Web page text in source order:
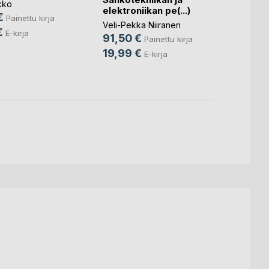
Painettu kirja
E-kirja
elektroniikan pe(...)
Veli-Pekka Niiranen
91,50 € Painettu kirja
19,99 € E-kirja